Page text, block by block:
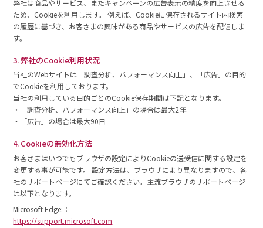
弊社は商品やサービス、またキャンペーンの広告表示の精度を向上させる
ため、Cookieを利用します。 例えば、Cookieに保存されるサイト内検索
の履歴に基づき、お客さまの興味がある商品やサービスの広告を配信しま
す。
3. 弊社のCookie利用状況
当社のWebサイトは「調査分析、パフォーマンス向上」、「広告」の目的
でCookieを利用しております。
当社の利用している目的ごとのCookie保存期間は下記となります。
・「調査分析、パフォーマンス向上」の場合は最大2年
・「広告」の場合は最大90日
4. Cookieの無効化方法
お客さまはいつでもブラウザの設定によりCookieの送受信に関する設定を
変更する事が可能です。 設定方法は、ブラウザにより異なりますので、各
社のサポートページにてご確認ください。主流ブラウザのサポートページ
は以下となります。
Microsoft Edge:：
https://support.microsoft.com